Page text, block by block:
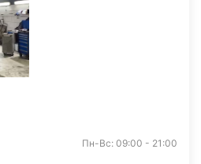
Пн-Вс: 09:00 - 21:00